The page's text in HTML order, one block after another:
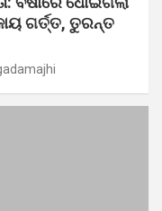
ଗର୍ତ୍ତ, ତୁରନ୍ତ